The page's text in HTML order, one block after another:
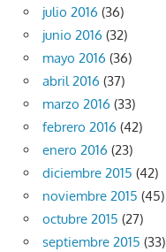
julio 2016 (36)
junio 2016 (32)
mayo 2016 (36)
abril 2016 (37)
marzo 2016 (33)
febrero 2016 (42)
enero 2016 (23)
diciembre 2015 (42)
noviembre 2015 (45)
octubre 2015 (27)
septiembre 2015 (33)